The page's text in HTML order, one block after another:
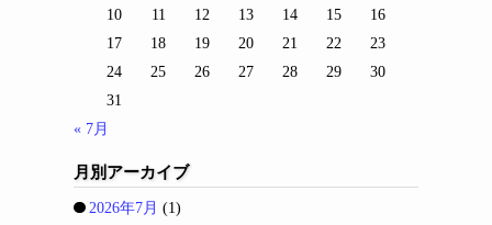
10
11 12 13 14 15
16
17
18 19 20 21 22
23
24
25 26 27 28 29
30
31
« 7月
月別アーカイブ
2026年7月 (1)